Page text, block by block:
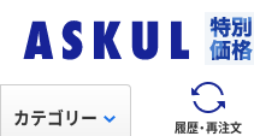
履歴・再注文
カテゴリー